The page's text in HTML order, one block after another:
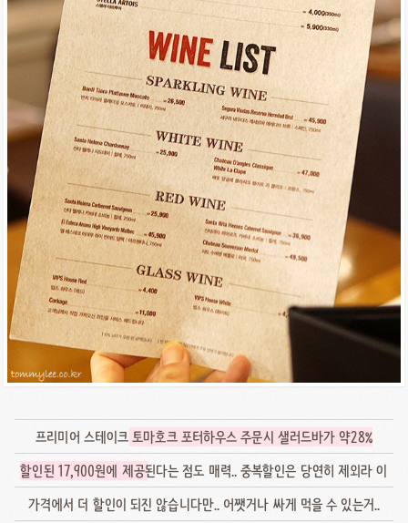
프리미어 스테이크토마호크 포터하우스 주문시 샐러드바가 약28%
할인된 17,900원에 제공된다는 점도 매력.. 중복할인은 당연히 제외라 이
가격에서 더 할인이 되진 않습니다만.. 어쨋거나 싸게 먹을 수 있는거..